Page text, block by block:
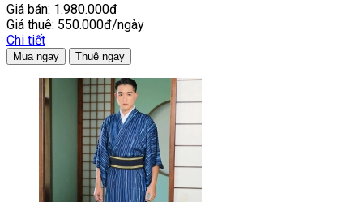
Giá bán: 1.980.000đ
Giá thuê: 550.000đ/ngày
Chi tiết
Mua ngay Thuê ngay